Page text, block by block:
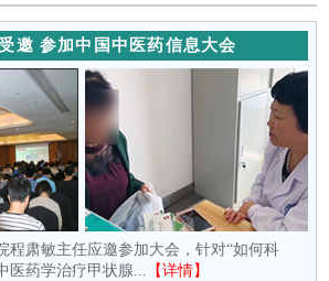
邀 参加中国中医药信息大会
程肃敏主任应邀参加大会，针对“如何科
医药学治疗甲状腺... 【详情】